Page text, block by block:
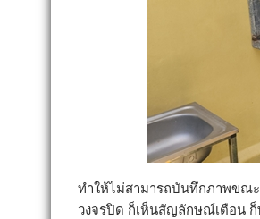
ทำให้ไม่สามารถบันทึกภาพขณ
วงจรปิด ก็เห็นสัญลักษณ์เตือน